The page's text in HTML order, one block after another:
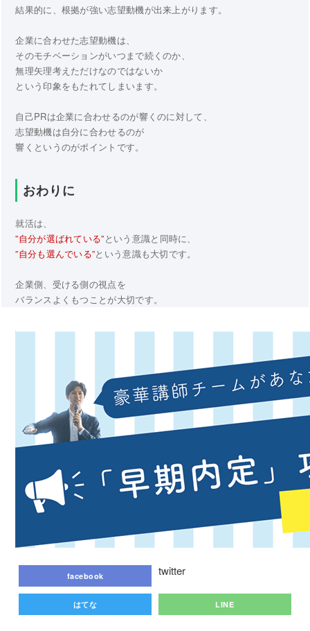
結果的に、根拠が強い志望動機が出来上がります。
企業に合わせた志望動機は、
そのモチベーションがいつまで続くのか、
無理矢理考えただけなのではないか
という印象をもたれてしまいます。
自己PRは企業に合わせるのが響くのに対して、
志望動機は自分に合わせるのが
響くというのがポイントです。
おわりに
就活は、
”自分が選ばれている”という意識と同時に、
”自分も選んでいる”という意識も大切です。
企業側、受ける側の視点を
バランスよくもつことが大切です。
facebook twitter
はてな LINE